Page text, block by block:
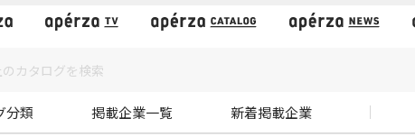
分類 掲載企業一覧 新着掲載企業